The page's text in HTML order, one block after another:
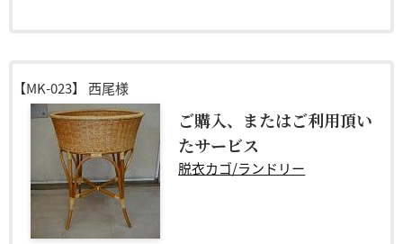
【MK-023】 西尾様
ご購入、またはご利用頂い
たサービス
脱衣カゴ/ランドリー